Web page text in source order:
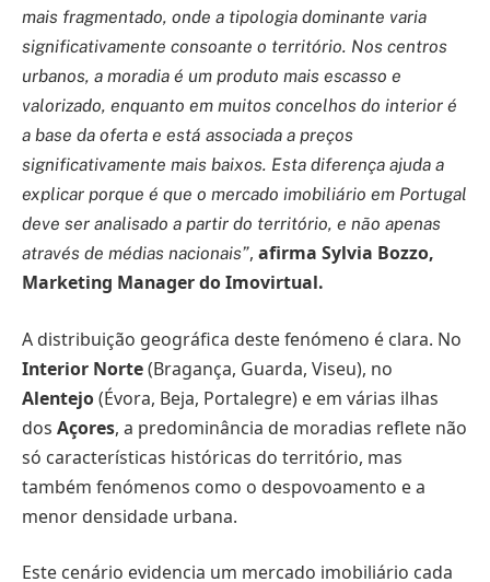
mais fragmentado, onde a tipologia dominante varia
significativamente consoante o território. Nos centros
urbanos, a moradia é um produto mais escasso e
valorizado, enquanto em muitos concelhos do interior é
a base da oferta e está associada a preços
significativamente mais baixos. Esta diferença ajuda a
explicar porque é que o mercado imobiliário em Portugal
deve ser analisado a partir do território, e não apenas
através de médias nacionais”, afirma Sylvia Bozzo,
Marketing Manager do Imovirtual.
A distribuição geográfica deste fenómeno é clara. No
Interior Norte(Bragança, Guarda, Viseu), no
Alentejo(Évora, Beja, Portalegre) e em várias ilhas
dos Açores, a predominância de moradias reflete não
só características históricas do território, mas
também fenómenos como o despovoamento e a
menor densidade urbana.
Este cenário evidencia um mercado imobiliário cada